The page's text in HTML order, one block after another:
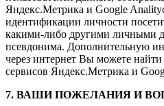
Яндекс.Метрика и Google
идентификации личности
какими-либо другими личными
псевдонима. Дополнительную
через интернет Вы можете найти
сервисов Яндекс.Метрика и
7. ВАШИ ПОЖЕЛАНИЯ И